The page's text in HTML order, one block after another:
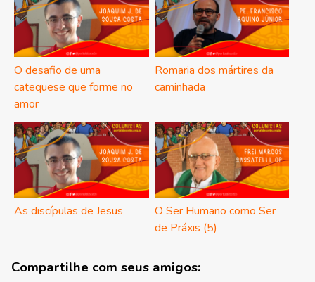
O desafio de uma
catequese que forme no
amor
Romaria dos mártires da
caminhada
As discípulas de Jesus
O Ser Humano como Ser
de Práxis (5)
Compartilhe com seus amigos: